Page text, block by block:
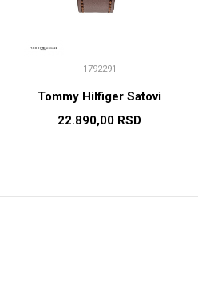
1792291
Tommy Hilfiger Satovi
22.890,00 RSD